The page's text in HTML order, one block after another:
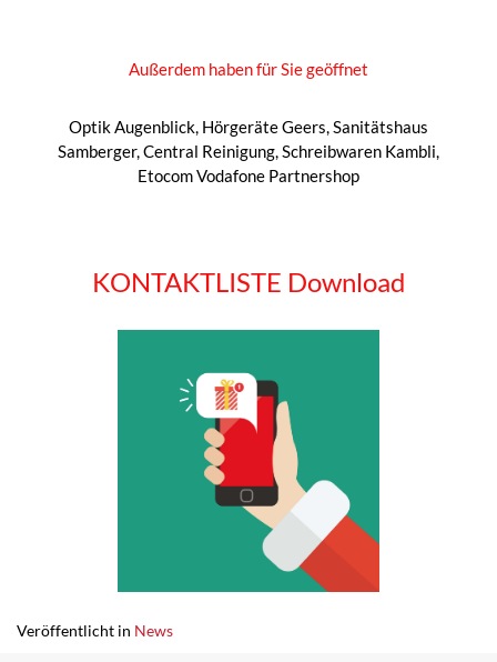
Außerdem haben für Sie geöffnet
Optik Augenblick, Hörgeräte Geers,Sanitätshaus
Samberger, Central Reinigung, Schreibwaren Kambli,
Etocom Vodafone Partnershop
KONTAKTLISTE Download
Veröffentlicht in News